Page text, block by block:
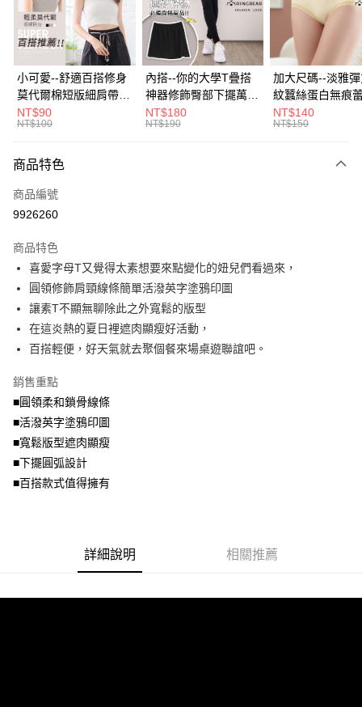
Apple Pay
街口支付
悠遊付
Google Pay
全盈+PAY
大哥付你分期
【大哥付你分期使用說明】
1.本服務由台灣大哥大提供，台灣大哥大用戶可立即使用無須另外申請。
流程，驗證手機門號後，選擇欲分期的期數、繳款截止日，確認付款後即完
成交易。
3.實際核准額度、可分期數及費用金額請依後續交易確認頁面所載為準。
4.訂單成立30分鐘內，如未前往確認交易或遇審核未通過，訂單將自動取
法說明評估內容。
【繳款方式說明】
1.分期款項不併入電信帳單，「大哥付你分期」於每月結算日後寄送繳費提
醒簡訊。
帳／街口支付／iPASS MONEY」等通路繳費。
【注意事項】
1.本服務係由「台灣大哥大股份有限公司」（以下簡稱本公司）所提供，讓
用戶於交易時，得透過本服務購買商品或服務，並由商店將買賣／分期付款
買賣價金債權讓與本公司後，依約使用本公司帳單繳交帳款。
資料（包含姓名、電話或地址）提供予台灣大哥大進項蒐集、處理及利用，
AFTEE先享後付
【關於「AFTEE先享後付」】
AFTEE先享後付是「在收到商品之後才付款」的支付方式。 讓您購物簡單
便利好安心！
１．簡單：不需註冊會員、不需綁卡、不需儲值。
２．便利：只要手機號碼，簡訊認證，即可結帳。
３．安心：先確認商品／服務後，再付款。
【「AFTEE先享後付」結帳流程】
結帳頁面，進行簡訊認證並確認金額後，即可完成結帳。
３．收到繳費通知簡訊後14天內，點擊此簡訊中的連結，可透過四大超商／
ATM／網路銀行／等多元方式進行付款，方視為交易完成。
※ 請注意：結帳手續完成當下不需立刻繳費，但若您需要取消訂單，請聯絡
購買商品的店家。未經商家同意取消之訂單仍視為有效，需透過AFTEE先享
後付繳納相關費用。
※ 交易是否成功請以「AFTEE先享後付 」之結帳頁面顯示為準，若有關於
１．透過由恩沛科技股份有限公司提供之「AFTEE先享後付」服務完成之交
２．關於個人資料處理事宜，請瀏覽以下網址：
ATM付款
全家取貨付款
每筆NT$70，滿NT$699(含以上)免運費
付款後全家取貨
每筆NT$70，滿NT$699(含以上)免運費
7-11取貨付款
每筆NT$70，滿NT$799(含以上)免運費
付款後7-11取貨
每筆NT$100，滿NT$1,000(含以上)免運費
小可愛--舒適百搭修身
莫代爾棉短版細肩帶素
色背心(白.黑.灰L-2L)-
U582眼圈熊中大尺碼
NT$90
NT$100
內搭--你的大學T疊搭
神器修飾臀部下擺萬用
內搭裙/遮臀裙(黑2L-
6L)-Q155眼圈熊中大
NT$180
NT$190
加大尺碼--淡雅
紋蠶絲蛋白無痕
角內褲(白.粉.藍.
3L)-L28眼圈熊中
NT$140
NT$150
商品特色
商品編號
9926260
商品特色
喜愛字母T又覺得太素想要來點變化的妞兒們看過來，
圓領修飾肩頸線條簡單活潑英字塗鴉印圖
讓素T不顯無聊除此之外寬鬆的版型
在這炎熱的夏日裡遮肉顯瘦好活動，
百搭輕便，好天氣就去聚個餐來場桌遊聯誼吧。
銷售重點
■圓領柔和鎖骨線條
■活潑英字塗鴉印圖
■寬鬆版型遮肉顯瘦
■下擺圓弧設計
■百搭款式值得擁有
詳細說明 相關推薦